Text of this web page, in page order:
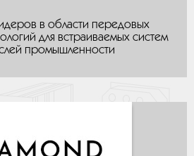
в области передовых
для встраиваемых систем
промышленности